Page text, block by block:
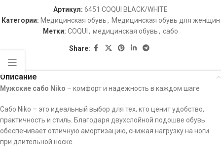
Артикул: 6451 COQUI BLACK/WHITE
Категории: Медицинская обувь, Медицинская обувь для женщин
Метки: COQUI , медицинская обувь, сабо
Share:
Описание
Мужские сабо Niko – комфорт и надежность в каждом шаге
Сабо Niko – это идеальный выбор для тех, кто ценит удобство,
практичность и стиль. Благодаря двухслойной подошве обувь
обеспечивает отличную амортизацию, снижая нагрузку на ноги
при длительной носке.